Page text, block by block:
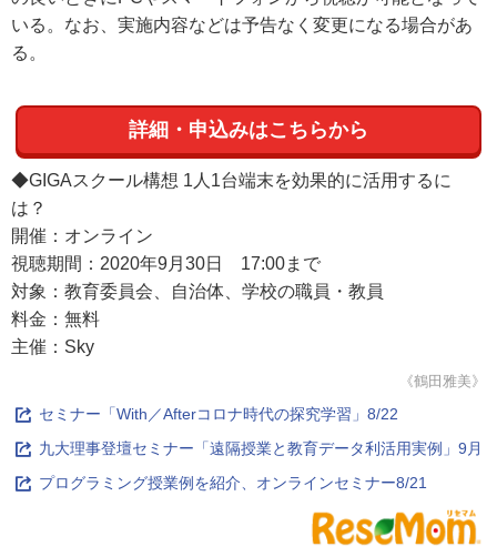
いる。なお、実施内容などは予告なく変更になる場合があ
る。
詳細・申込みはこちらから
◆GIGAスクール構想 1人1台端末を効果的に活用するに
は？
開催：オンライン
視聴期間：2020年9月30日 17:00まで
対象：教育委員会、自治体、学校の職員・教員
料金：無料
主催：Sky
《鶴田雅美》
セミナー「With／Afterコロナ時代の探究学習」8/22
九大理事登壇セミナー「遠隔授業と教育データ利活用実例」9月
プログラミング授業例を紹介、オンラインセミナー8/21